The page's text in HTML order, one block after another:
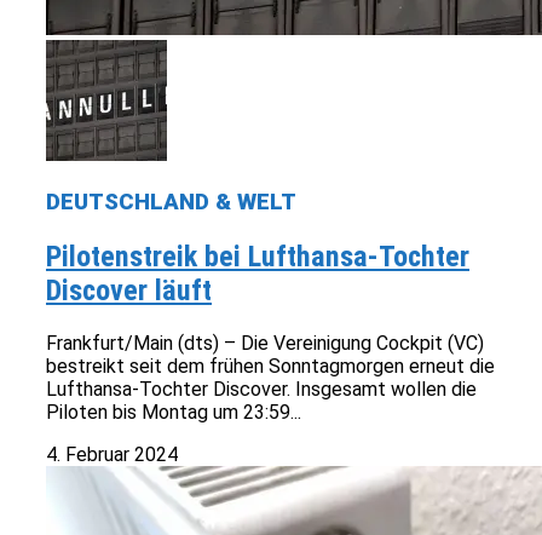
DEUTSCHLAND & WELT
Pilotenstreik bei Lufthansa-Tochter
Discover läuft
Frankfurt/Main (dts) – Die Vereinigung Cockpit (VC)
bestreikt seit dem frühen Sonntagmorgen erneut die
Lufthansa-Tochter Discover. Insgesamt wollen die
Piloten bis Montag um 23:59...
4. Februar 2024